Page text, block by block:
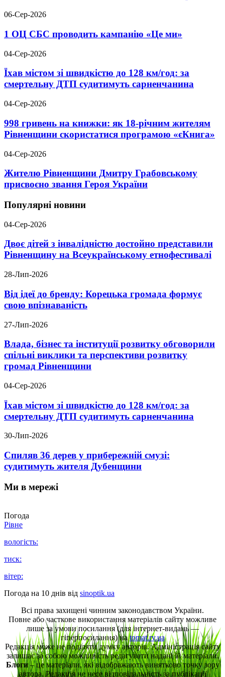
06-Сер-2026
1 ОЦ СБС проводить кампанію «Це ми»
04-Сер-2026
Їхав містом зі швидкістю до 128 км/год: за
смертельну ДТП судитимуть сарненчанина
04-Сер-2026
998 гривень на книжки: як 18-річним жителям
Рівненщини скористатися програмою «єКнига»
04-Сер-2026
Жителю Рівненщини Дмитру Грабовському
присвоєно звання Героя України
Популярні новини
04-Сер-2026
Двоє дітей з інвалідністю достойно представили
Рівненщину на Всеукраїнському етнофестивалі
28-Лип-2026
Від ідеї до бренду: Корецька громада формує
свою впізнаваність
27-Лип-2026
Влада, бізнес та інституції розвитку обговорили
спільні виклики та перспективи розвитку
громад Рівненщини
04-Сер-2026
Їхав містом зі швидкістю до 128 км/год: за
смертельну ДТП судитимуть сарненчанина
30-Лип-2026
Спиляв 36 дерев у прибережній смузі:
судитимуть жителя Дубенщини
Ми в мережі
Погода
Рівне
вологість:
тиск:
вітер:
Погода на 10 днів від sinoptik.ua
Всі права захищені чинним законодавством України.
Повне або часткове використання матеріалів сайту можливе
лише за умови посилання (для інтернет-видань —
гіперпосилання) наtomat.rv.ua
Редакція може не поділяти думку авторів. Адміністрація сайту
залишає за собою можливість редагувати надані їй матеріали.
Блоги– це матеріали, які відображають винятково точку зору
автора. Редакція не несе відповідальність за публікації